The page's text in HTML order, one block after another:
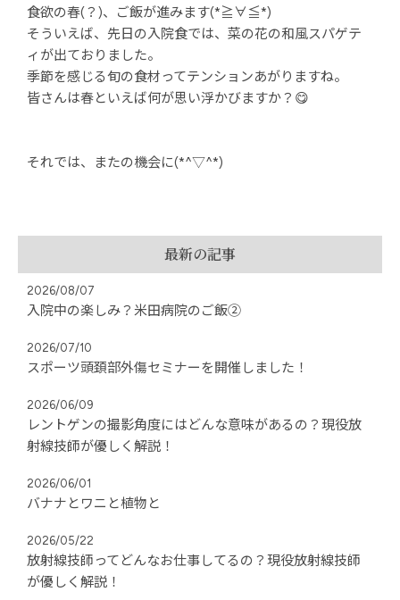
食欲の春(？)、ご飯が進みます(*≧∀≦*)
そういえば、先日の入院食では、菜の花の和風スパゲテ
ィが出ておりました。
季節を感じる旬の食材ってテンションあがりますね。
皆さんは春といえば何が思い浮かびますか？😋
それでは、またの機会に(*^▽^*)
最新の記事
2026/08/07
入院中の楽しみ？米田病院のご飯②
2026/07/10
スポーツ頭頚部外傷セミナーを開催しました！
2026/06/09
レントゲンの撮影角度にはどんな意味があるの？現役放
射線技師が優しく解説！
2026/06/01
バナナとワニと植物と
2026/05/22
放射線技師ってどんなお仕事してるの？現役放射線技師
が優しく解説！